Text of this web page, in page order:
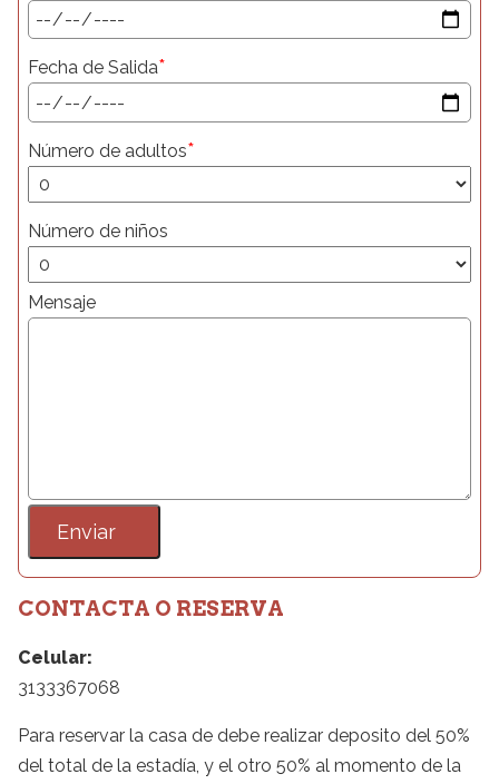
Fecha de Salida*
Número de adultos*
Número de niños
Mensaje
CONTACTA O RESERVA
Celular:
3133367068
Para reservar la casa de debe realizar deposito del 50%
del total de la estadía, y el otro 50% al momento de la